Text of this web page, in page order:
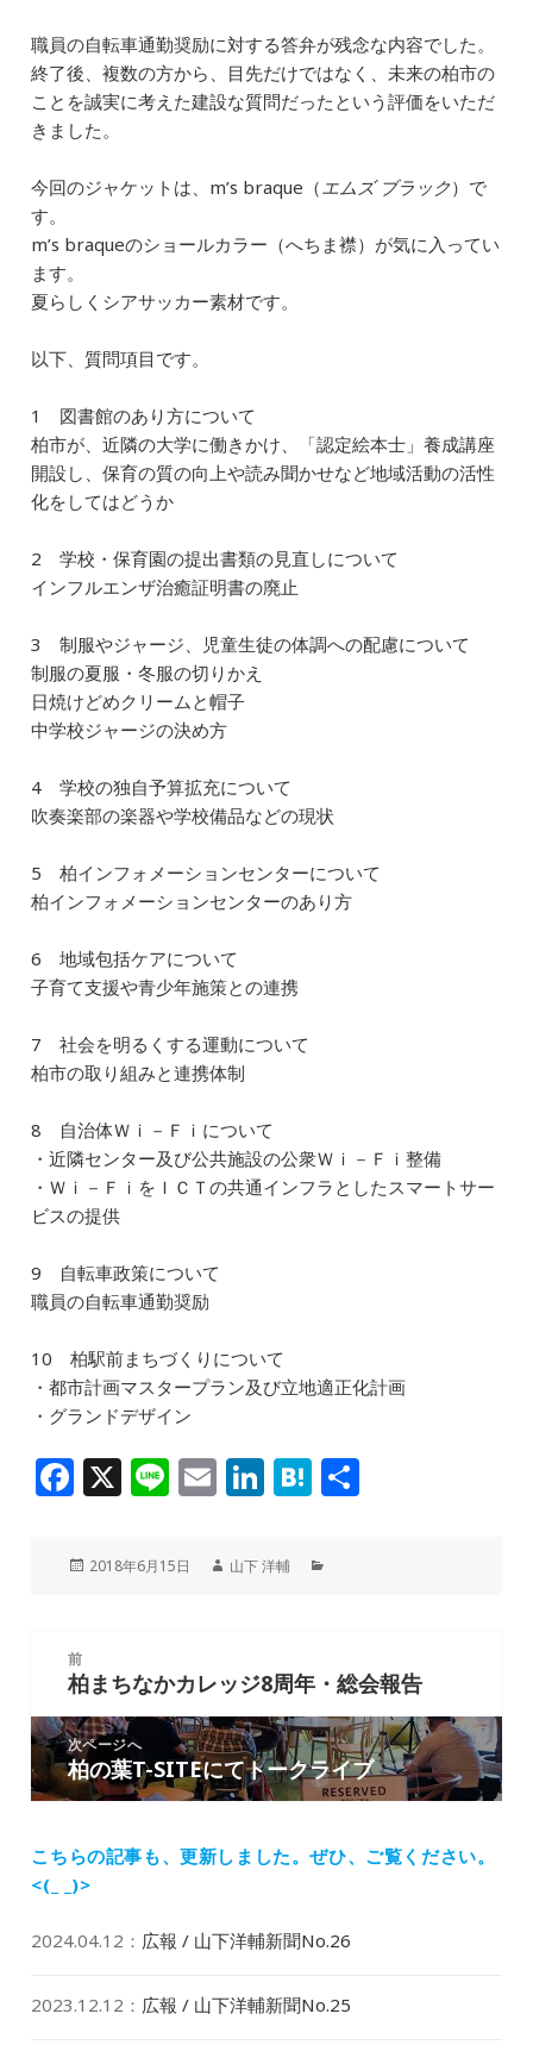
職員の自転車通勤奨励に対する答弁が残念な内容でした。
終了後、複数の方から、目先だけではなく、未来の柏市の
ことを誠実に考えた建設な質問だったという評価をいただ
きました。
今回のジャケットは、m’s braque（エムズ ブラック）で
す。
m’s braqueのショールカラー（へちま襟）が気に入ってい
ます。
夏らしくシアサッカー素材です。
以下、質問項目です。
1 図書館のあり方について
柏市が、近隣の大学に働きかけ、「認定絵本士」養成講座
開設し、保育の質の向上や読み聞かせなど地域活動の活性
化をしてはどうか
2 学校・保育園の提出書類の見直しについて
インフルエンザ治癒証明書の廃止
3 制服やジャージ、児童生徒の体調への配慮について
制服の夏服・冬服の切りかえ
日焼けどめクリームと帽子
中学校ジャージの決め方
4 学校の独自予算拡充について
吹奏楽部の楽器や学校備品などの現状
5 柏インフォメーションセンターについて
柏インフォメーションセンターのあり方
6 地域包括ケアについて
子育て支援や青少年施策との連携
7 社会を明るくする運動について
柏市の取り組みと連携体制
8 自治体Ｗｉ－Ｆｉについて
・近隣センター及び公共施設の公衆Ｗｉ－Ｆｉ整備
・Ｗｉ－ＦｉをＩＣＴの共通インフラとしたスマートサー
ビスの提供
9 自転車政策について
職員の自転車通勤奨励
10 柏駅前まちづくりについて
・都市計画マスタープラン及び立地適正化計画
・グランドデザイン
F
c
o
o
k
X Li
e
E
ai
Li
k
e
n
H
e
投
2018年6月15日
作
山下 洋輔
ビ
ゲ
ー
ョ
ン
前
前
の
投
稿:
柏まちなかカレッジ8周年・総会報告
次ページへ
次
の
稿:
柏の葉T-SITEにてトークライブ
こちらの記事も、更新しました。ぜひ、ご覧ください。
<(_ _)>
2024.04.12 ： 広報 / 山下洋輔新聞No.26
2023.12.12 ： 広報 / 山下洋輔新聞No.25